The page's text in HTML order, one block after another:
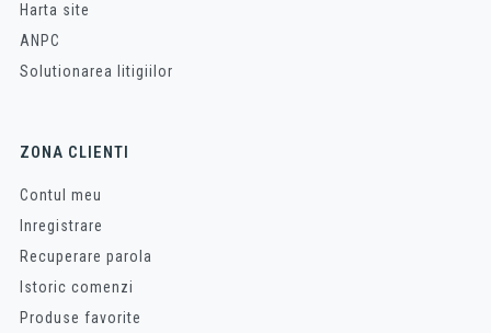
Harta site
ANPC
Solutionarea litigiilor
ZONA CLIENTI
Contul meu
Inregistrare
Recuperare parola
Istoric comenzi
Produse favorite